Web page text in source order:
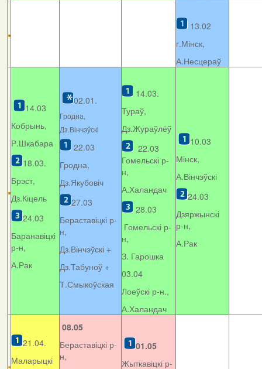
13.02
г.Мінск,
А.Несцераў
14.03
Кобрынь,
Р.Шкабара
18.03.
Брэст,
Дз.Кіцель
24.03
Баранавіцкі
р-н,
А.Рак
02.01.
Гродна,
Дз.Вінчэўскі
22.03
Гродна,
Дз.Якубовіч
27.03
Бераставіцкі р-
н,
Дз.Вінчэўскі +
Дз.Табуноў +
Т.Смыкоўская
14.03.
Тураў,
Дз.Жураўлёў
22.03
Гомельскі р-
н,
А.Халандач
28.03
Гомельскі р-
н,
З. Гарошка
03.04
Лоеўскі р-н.,
А.Халандач
10.03
Мінск,
А.Вінчэўскі
24.03
Дзяржынскі
р-н,
А.Рак
21.04.
Маларыцкі
08.05
Бераставіцкі р-
н,
01.05
Жыткавіцкі р-